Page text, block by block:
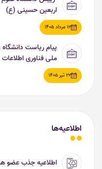
اربعین حسینی (ع)
12 مرداد 1405
پیام ریاست
ملی فناوری اطلاعات
22 تیر 1405
اطلاعیه‌ها
اطلاعیه جذب عضو